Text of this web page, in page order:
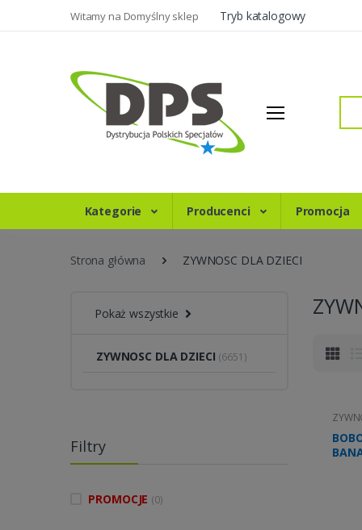
Witamy na Domyślny sklep Tryb katalogowy
Kategorie Producenci Promocja
Strona główna ZYWNOSC DLA DZIECI
Pokaż wszystkie
ZYWNOSC DLA DZIECI (6651)
Filtry
PROMOCJE (0)